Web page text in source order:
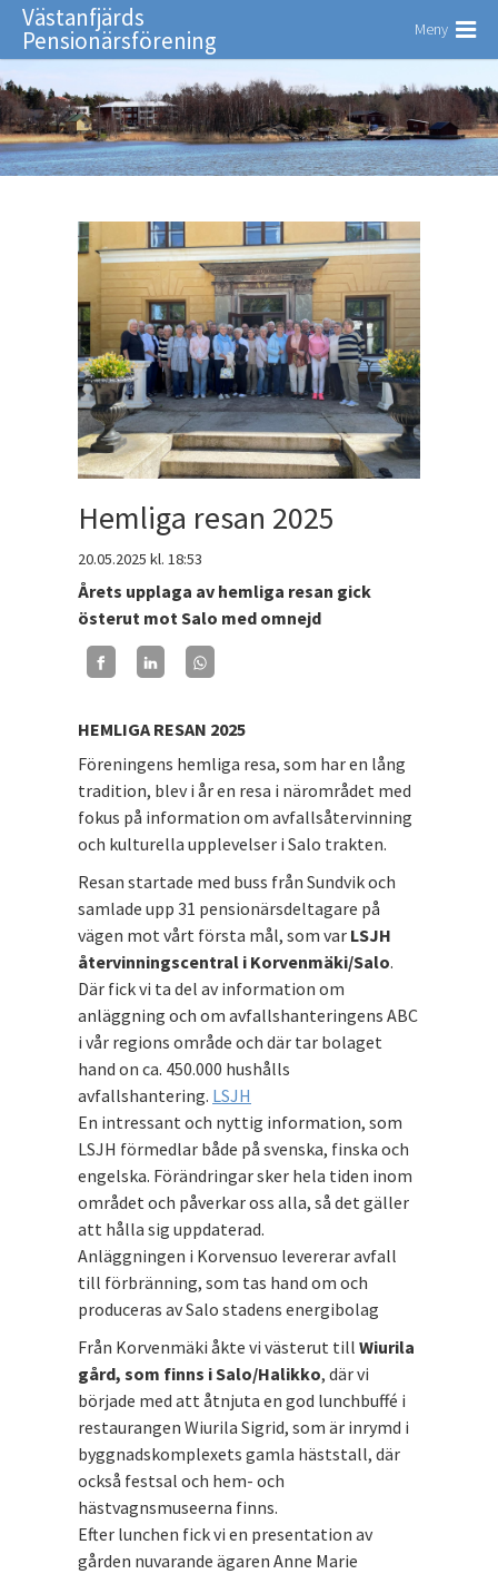
Västanfjärds
Pensionärsförening Meny
Hemliga resan 2025
20.05.2025 kl. 18:53
Årets upplaga av hemliga resan gick
österut mot Salo med omnejd
HEMLIGA RESAN 2025
Föreningens hemliga resa, som har en lång
tradition, blev i år en resa i närområdet med
fokus på information om avfallsåtervinning
och kulturella upplevelser i Salo trakten.
Resan startade med buss från Sundvik och
samlade upp 31 pensionärsdeltagare på
vägen mot vårt första mål, som var LSJH
återvinningscentral i Korvenmäki/Salo.
Där fick vi ta del av information om
anläggning och om avfallshanteringens ABC
i vår regions område och där tar bolaget
hand on ca. 450.000 hushålls
avfallshantering. LSJH
En intressant och nyttig information, som
LSJH förmedlar både på svenska, finska och
engelska. Förändringar sker hela tiden inom
området och påverkar oss alla, så det gäller
att hålla sig uppdaterad.
Anläggningen i Korvensuo levererar avfall
till förbränning, som tas hand om och
produceras av Salo stadens energibolag
Från Korvenmäki åkte vi västerut till Wiurila
gård, som finns i Salo/Halikko, där vi
började med att åtnjuta en god lunchbuffé i
restaurangen Wiurila Sigrid, som är inrymd i
byggnadskomplexets gamla häststall, där
också festsal och hem- och
hästvagnsmuseerna finns.
Efter lunchen fick vi en presentation av
gården nuvarande ägaren Anne Marie